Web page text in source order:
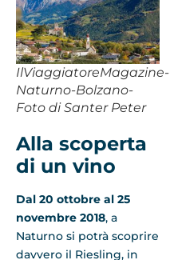
IlViaggiatoreMagazine-
Naturno-Bolzano-
Foto di Santer Peter
Alla scoperta
di un vino
Dal 20 ottobre al 25
novembre 2018, a
Naturno si potrà scoprire
davvero il Riesling, in